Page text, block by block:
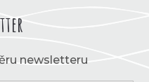
newsletteru